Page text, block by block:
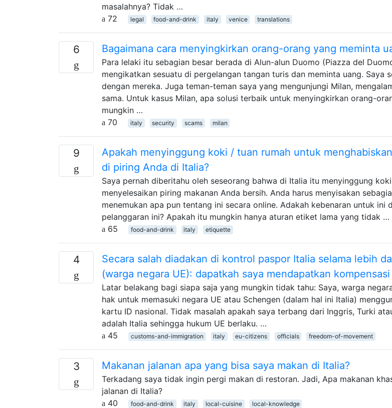
masalahnya? Tidak …
72
legal food-and-drink italy venice translations
6 Bagaimana cara menyingkirkan orang-orang yang meminta
Para lelaki itu sebagian besar berada di Alun-alun Duomo (Piazza del
mengikatkan sesuatu di pergelangan tangan turis dan meminta uang. Saya
dengan mereka. Juga teman-teman saya yang mengunjungi Milan,
sama. Untuk kasus Milan, apa solusi terbaik untuk menyingkirkan orang-
mungkin …
70
italy security scams milan
9
Apakah menyinggung koki / tuan rumah untuk
di piring Anda di Italia?
Saya pernah diberitahu oleh seseorang bahwa di Italia itu menyinggung
menyelesaikan piring makanan Anda bersih. Anda harus menyisakan
menemukan apa pun tentang ini secara online. Adakah kebenaran untuk ini
pelanggaran ini? Apakah itu mungkin hanya aturan etiket lama yang tidak …
65
food-and-drink italy etiquette
4
Secara salah diadakan di kontrol paspor Italia selama lebih
(warga negara UE): dapatkah saya mendapatkan
Latar belakang bagi siapa saja yang mungkin tidak tahu: Saya, warga
hak untuk memasuki negara UE atau Schengen (dalam hal ini Italia)
kartu ID nasional. Tidak masalah apakah saya terbang dari Inggris, Turki
adalah Italia sehingga hukum UE berlaku. …
45
customs-and-immigration italy eu-citizens officials freedom-of-movement
3 Makanan jalanan apa yang bisa saya makan di Italia?
Terkadang saya tidak ingin pergi makan di restoran. Jadi, Apa makanan
jalanan di Italia?
40
food-and-drink italy local-cuisine local-knowledge